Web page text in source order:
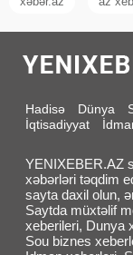
Hadisə Dünya
İqtisadiyyat
YENIXEBER.AZ
xəbərləri təqdim
sayta daxil olun,
Saytda müxtəlif
xeberileri, Dunya
Sou biznes